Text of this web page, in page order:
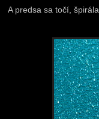
A predsa sa točí, špirála